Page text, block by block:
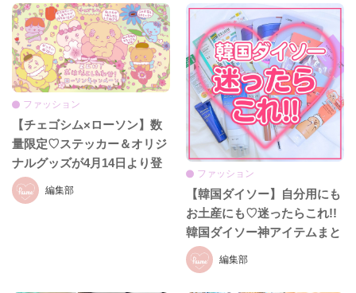
編集部
ファッション
【チェゴシム×ローソン】数
量限定♡ステッカー＆オリジ
ナルグッズが4月14日より登
場！
編集部
ファッション
【韓国ダイソー】自分用にも
お土産にも♡迷ったらこれ!!
韓国ダイソー神アイテムまと
め